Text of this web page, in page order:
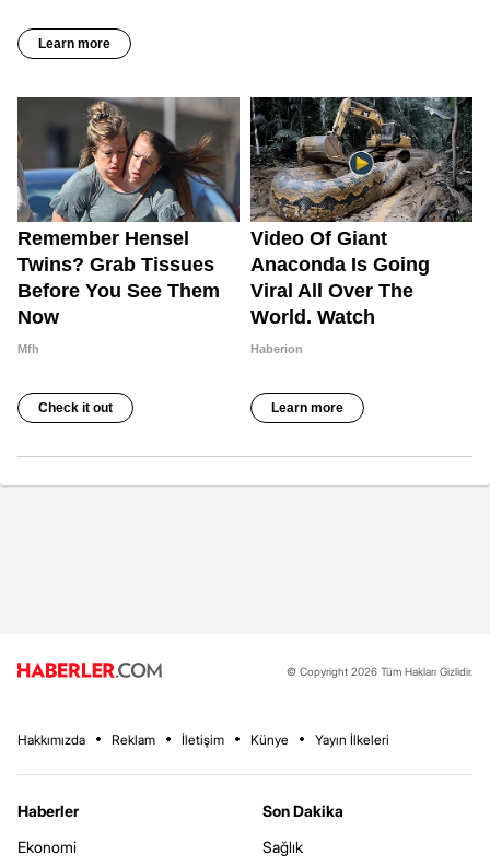
© Copyright 2026 Tüm Hakları Gizlidir.
Hakkımızda Reklam İletişim Künye Yayın İlkeleri
Haberler
Ekonomi
Son Dakika
Sağlık